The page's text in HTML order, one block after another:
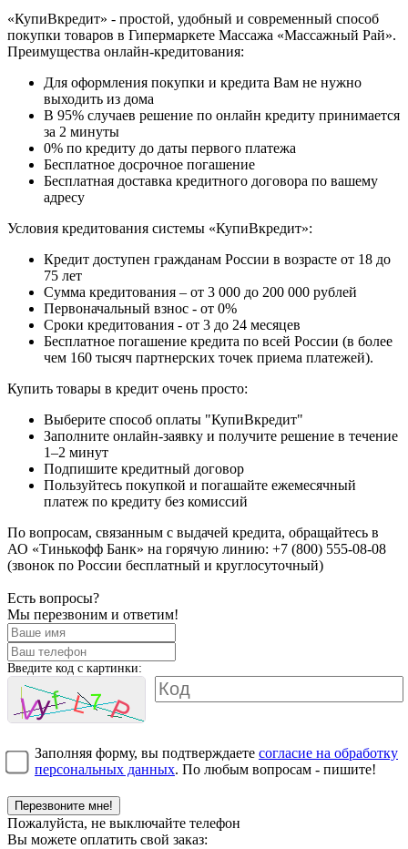
«КупиВкредит» - простой, удобный и современный способ
покупки товаров в Гипермаркете Массажа «Массажный Рай».
Преимущества онлайн-кредитования:
Для оформления покупки и кредита Вам не нужно
выходить из дома
В 95% случаев решение по онлайн кредиту принимается
за 2 минуты
0% по кредиту до даты первого платежа
Бесплатное досрочное погашение
Бесплатная доставка кредитного договора по вашему
адресу
Условия кредитования системы «КупиВкредит»:
Кредит доступен гражданам России в возрасте от 18 до
75 лет
Сумма кредитования – от 3 000 до 200 000 рублей
Первоначальный взнос - от 0%
Сроки кредитования - от 3 до 24 месяцев
Бесплатное погашение кредита по всей России (в более
чем 160 тысяч партнерских точек приема платежей).
Купить товары в кредит очень просто:
Выберите способ оплаты "КупиВкредит"
Заполните онлайн-заявку и получите решение в течение
1–2 минут
Подпишите кредитный договор
Пользуйтесь покупкой и погашайте ежемесячный
платеж по кредиту без комиссий
По вопросам, связанным с выдачей кредита, обращайтесь в
АО «Тинькофф Банк» на горячую линию: +7 (800) 555-08-08
(звонок по России бесплатный и круглосуточный)
Есть вопросы?
Мы перезвоним и ответим!
Введите код с картинки:
Заполняя форму, вы подтверждаете согласие на обработку
персональных данных. По любым вопросам - пишите!
Перезвоните мне!
Пожалуйста, не выключайте телефон
Вы можете оплатить свой заказ: